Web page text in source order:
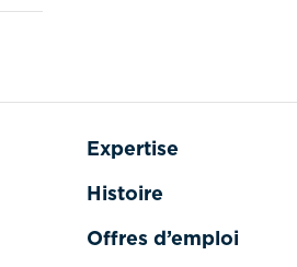
Expertise
Histoire
Offres d’emploi